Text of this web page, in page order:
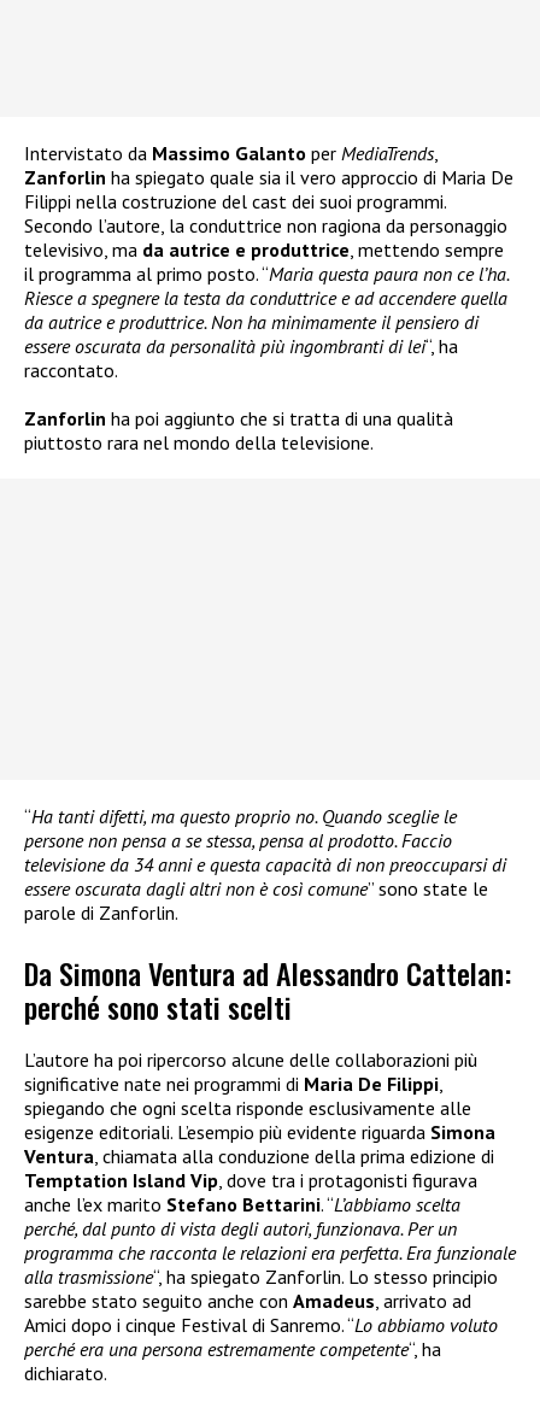
Intervistato da Massimo Galanto per MediaTrends,
Zanforlin ha spiegato quale sia il vero approccio di Maria De
Filippi nella costruzione del cast dei suoi programmi.
Secondo l’autore, la conduttrice non ragiona da personaggio
televisivo, ma da autrice e produttrice, mettendo sempre
il programma al primo posto. “Maria questa paura non ce l’ha.
Riesce a spegnere la testa da conduttrice e ad accendere quella
da autrice e produttrice. Non ha minimamente il pensiero di
essere oscurata da personalità più ingombranti di lei“, ha
raccontato.
Zanforlin ha poi aggiunto che si tratta di una qualità
piuttosto rara nel mondo della televisione.
“Ha tanti difetti, ma questo proprio no. Quando sceglie le
persone non pensa a se stessa, pensa al prodotto. Faccio
televisione da 34 anni e questa capacità di non preoccuparsi di
essere oscurata dagli altri non è così comune” sono state le
parole di Zanforlin.
Da Simona Ventura ad Alessandro Cattelan:
perché sono stati scelti
L’autore ha poi ripercorso alcune delle collaborazioni più
significative nate nei programmi di Maria De Filippi,
spiegando che ogni scelta risponde esclusivamente alle
esigenze editoriali. L’esempio più evidente riguarda Simona
Ventura, chiamata alla conduzione della prima edizione di
Temptation Island Vip, dove tra i protagonisti figurava
anche l’ex marito Stefano Bettarini. “L’abbiamo scelta
perché, dal punto di vista degli autori, funzionava. Per un
programma che racconta le relazioni era perfetta. Era funzionale
alla trasmissione“, ha spiegato Zanforlin. Lo stesso principio
sarebbe stato seguito anche con Amadeus, arrivato ad
Amici dopo i cinque Festival di Sanremo. “Lo abbiamo voluto
perché era una persona estremamente competente“, ha
dichiarato.